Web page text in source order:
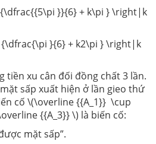
}}{6} + k\pi } \right|k
{\dfrac{\pi }{6} + k2\pi } \right|k
tiền xu cân đối đồng chất 3 lần.
sấp xuất hiện ở lần gieo thứ
cố \(\overline {{A_1}} \cup
{{A_3}} \) là biến cố:
mặt sấp”.